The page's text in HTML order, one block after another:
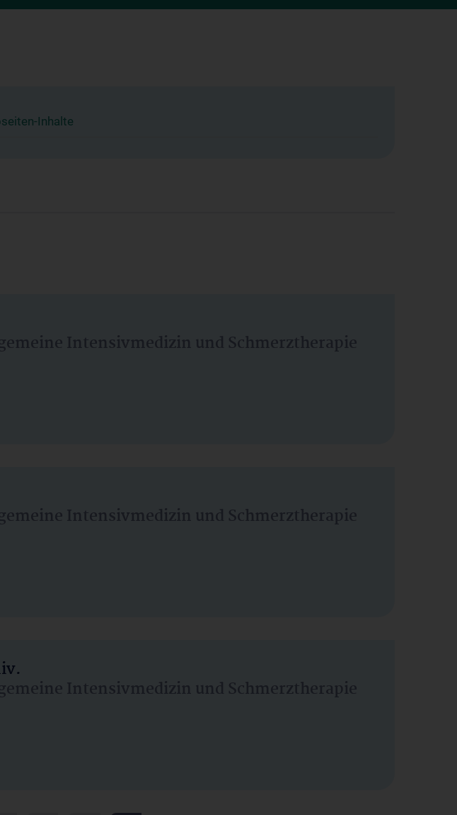
Inhalte
Intensivmedizin und Schmerztherapie
Intensivmedizin und Schmerztherapie
Intensivmedizin und Schmerztherapie